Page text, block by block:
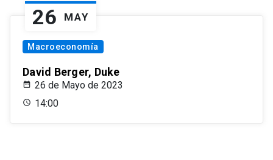
26 MAY
Macroeconomía
David Berger, Duke
26 de Mayo de 2023
14:00